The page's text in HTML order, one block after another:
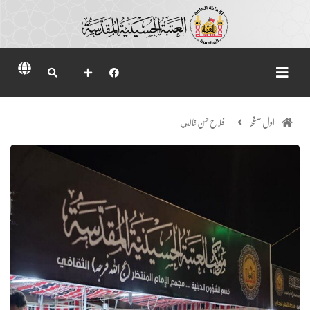
اول صفحہ فلاح حسن غالي